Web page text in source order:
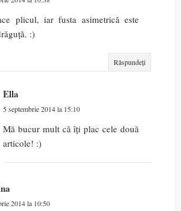
plicul, iar fusta asimetrică este
:)
Răspundeți
Ella
5 septembrie 2014 la 15:10
Mă bucur mult că îți plac cele două
articole! :)
2014 la 10:50